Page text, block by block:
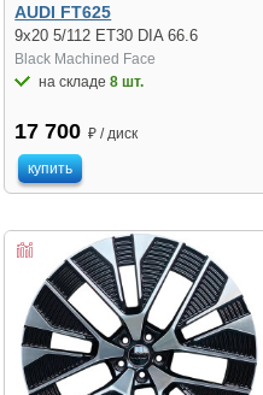
AUDI FT625
9x20 5/112 ET30 DIA 66.6
Black Machined Face
на складе8 шт.
17 700 ₽ / диск
купить